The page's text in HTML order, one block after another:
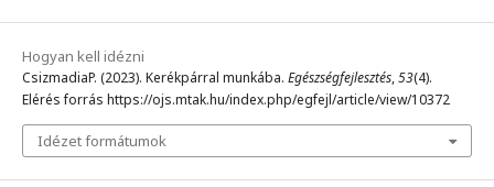
Hogyan kell idézni
CsizmadiaP. (2023). Kerékpárral munkába. Egészségfejlesztés,53(4).
Elérés forrás https://ojs.mtak.hu/index.php/egfejl/article/view/10372
Idézet formátumok